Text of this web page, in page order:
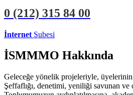
0 (212) 315 84 00
İnternet Şubesi
İSMMMO Hakkında
Geleceğe yönelik projeleriyle,
Şeffaflığı, denetimi, yeniliği savunan ve